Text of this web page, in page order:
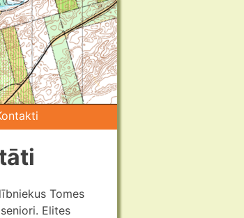
Tomes
Elites